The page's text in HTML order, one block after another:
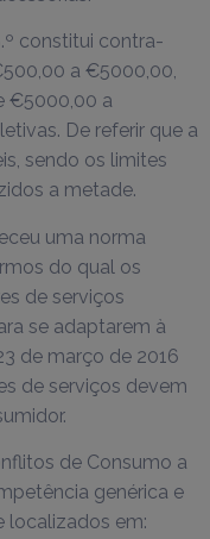
constitui contra-
a €5000,00,
€5000,00 a
De referir que a
sendo os limites
a metade.
uma norma
do qual os
de serviços
se adaptarem à
de março de 2016
de serviços devem
de Consumo a
genérica e
localizados em: